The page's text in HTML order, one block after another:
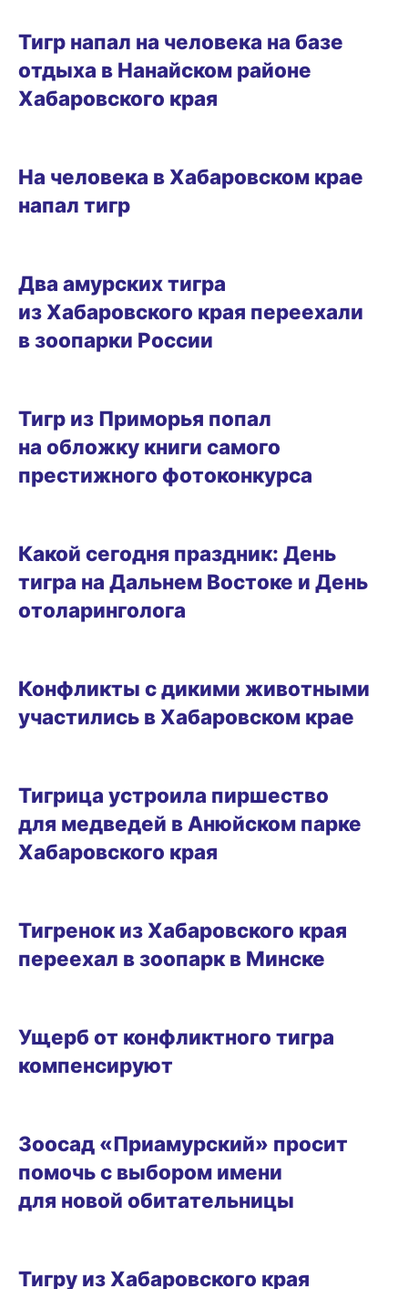
Тигр напал на человека на базе
отдыха в Нанайском районе
Хабаровского края
На человека в Хабаровском крае
напал тигр
Два амурских тигра
из Хабаровского края переехали
в зоопарки России
Тигр из Приморья попал
на обложку книги самого
престижного фотоконкурса
Какой сегодня праздник: День
тигра на Дальнем Востоке и День
отоларинголога
Конфликты с дикими животными
участились в Хабаровском крае
Тигрица устроила пиршество
для медведей в Анюйском парке
Хабаровского края
Тигренок из Хабаровского края
переехал в зоопарк в Минске
Ущерб от конфликтного тигра
компенсируют
Зоосад «Приамурский» просит
помочь с выбором имени
для новой обитательницы
Тигру из Хабаровского края